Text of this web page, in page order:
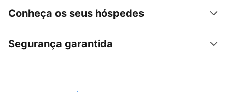
Conheça os seus hóspedes
Segurança garantida
Anuncie connosco hoje mesmo